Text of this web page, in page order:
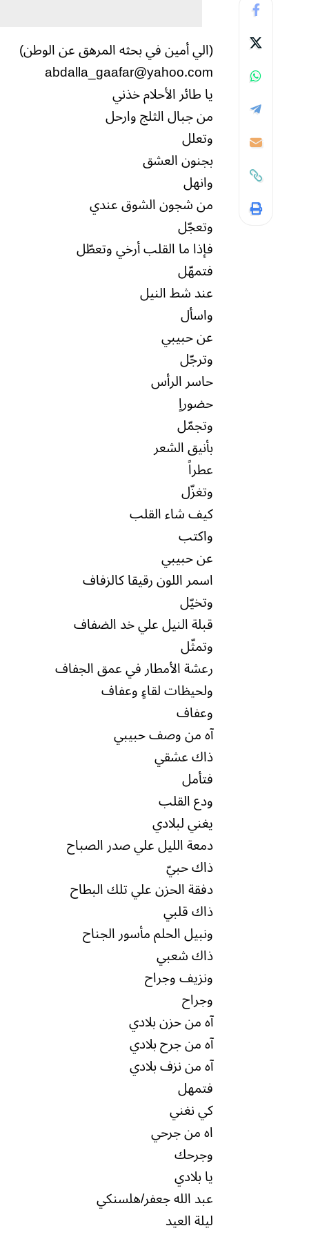
(الي أمين في بحثه المرهق عن الوطن)
abdalla_gaafar@yahoo.com
يا طائر الأحلام خذني
من جبال الثلج وارحل
وتعلل
بجنون العشق
وانهل
من شجون الشوق عندي
وتعجّل
فإذا ما القلب أرخي وتعطّل
فتمهّل
عند شط النيل
واسأل
عن حبيبي
وترجّل
حاسر الرأس
حضوراٍ
وتجمّل
بأنيق الشعر
عطراً
وتغزّل
كيف شاء القلب
واكتب
عن حبيبي
اسمر اللون رقيقا كالزفاف
وتخيّل
قبلة النيل علي خد الضفاف
وتمثّل
رعشة الأمطار في عمق الجفاف
ولحيظات لقاءٍ وعفاف
وعفاف
آه من وصف حبيبي
ذاك عشقي
فتأمل
ودع القلب
يغني لبلادي
دمعة الليل علي صدر الصباح
ذاك حبيّ
دفقة الحزن علي تلك البطاح
ذاك قلبي
ونبيل الحلم مأسور الجناح
ذاك شعبي
ونزيف وجراح
وجراح
آه من حزن بلادي
آه من جرح بلادي
آه من نزف بلادي
فتمهل
كي نغني
اه من جرحي
وجرحك
يا بلادي
عبد الله جعفر/هلسنكي
ليلة العيد